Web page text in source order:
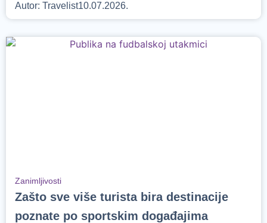
Autor: Travelist10.07.2026.
Zanimljivosti
Zašto sve više turista bira destinacije
poznate po sportskim događajima